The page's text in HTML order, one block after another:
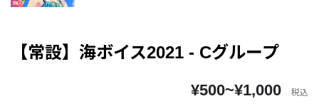
【常設】海ボイス2021 - Cグループ
¥500~¥1,000 税込